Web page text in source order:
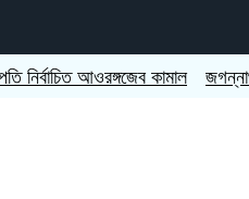
আওরঙ্গজেব কামাল জগন্নাথপুরে